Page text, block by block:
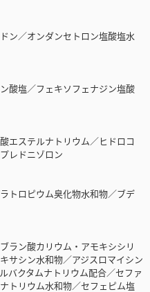
ン／オンダンセトロン塩酸塩水
酸塩／フェキソフェナジン塩酸
エステルナトリウム／ヒドロコ
レドニゾロン
トロピウム臭化物水和物／ブデ
ラン酸カリウム・アモキシシリ
サシン水和物／アジスロマイシン
バクタムナトリウム配合／セファ
トリウム水和物／セフェピム塩